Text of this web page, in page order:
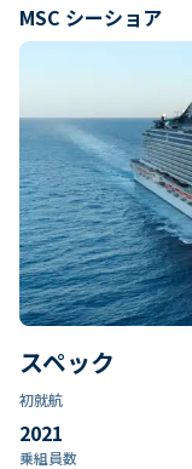
MSC シーショア
スペック
初就航
2021
乗組員数​